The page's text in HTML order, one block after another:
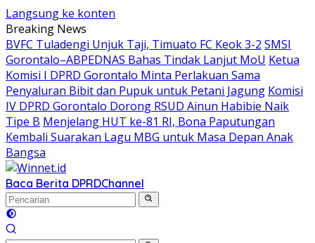
Langsung ke konten
Breaking News
BVFC Tuladengi Unjuk Taji, Timuato FC Keok 3-2 SMSI
Gorontalo–ABPEDNAS Bahas Tindak Lanjut MoU Ketua
Komisi I DPRD Gorontalo Minta Perlakuan Sama
Penyaluran Bibit dan Pupuk untuk Petani Jagung Komisi
IV DPRD Gorontalo Dorong RSUD Ainun Habibie Naik
Tipe B Menjelang HUT ke-81 RI, Bona Paputungan
Kembali Suarakan Lagu MBG untuk Masa Depan Anak
Bangsa
Baca Berita DPRDChannel